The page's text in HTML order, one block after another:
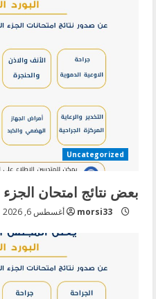
Uncategorized
بعض نتائج امتحان الجزء
morsi33 أغسطس 6, 2026